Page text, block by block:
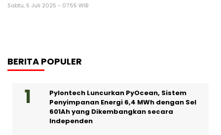
Sabtu, 5 Juli 2025 - 07:55 WIB
BERITA POPULER
Pylontech Luncurkan PyOcean, Sistem
Penyimpanan Energi 6,4 MWh dengan Sel
601Ah yang Dikembangkan secara
Independen